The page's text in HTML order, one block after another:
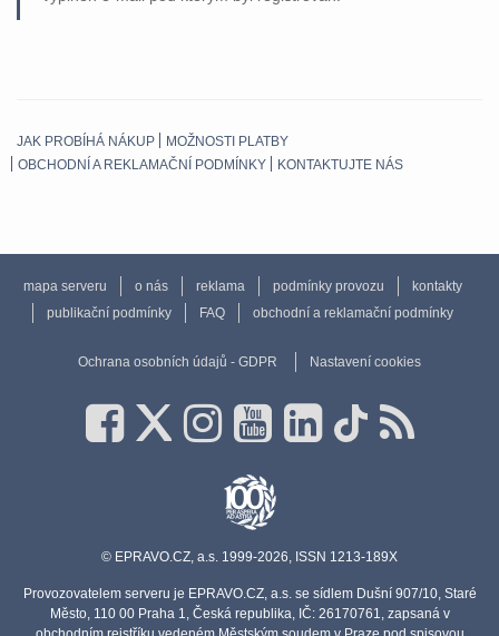
JAK PROBÍHÁ NÁKUP
MOŽNOSTI PLATBY
OBCHODNÍ A REKLAMAČNÍ PODMÍNKY
KONTAKTUJTE NÁS
mapa serveru o nás reklama podmínky provozu
kontakty
publikační podmínky
FAQ obchodní a reklamační podmínky
Ochrana osobních údajů - GDPR Nastavení cookies
© EPRAVO.CZ, a.s. 1999-2026, ISSN 1213-189X
Provozovatelem serveru je EPRAVO.CZ, a.s. se sídlem Dušní 907/10, Staré
Město, 110 00 Praha 1, Česká republika, IČ: 26170761, zapsaná v